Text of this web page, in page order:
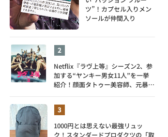
ツ”！カプセル入りメン
ソールが仲間入り
Netflix『ラヴ上等』シーズン2、参
加する“ヤンキー男女11人”を一挙
紹介！顔面タトゥー美容師、元暴走
1000円とは思えない最強リュッ
ク！スタンダードプロダクツの「取